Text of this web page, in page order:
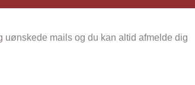
uønskede mails og du kan altid afmelde dig